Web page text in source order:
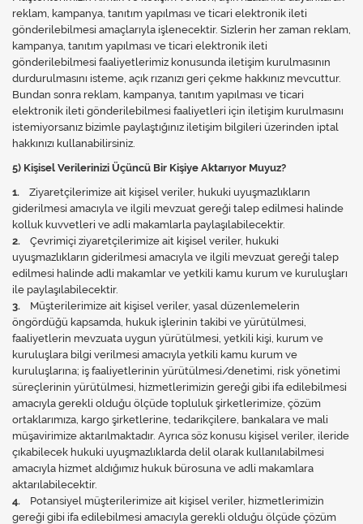
reklam, kampanya, tanıtım yapılması ve ticari elektronik ileti
gönderilebilmesi amaçlarıyla işlenecektir. Sizlerin her zaman reklam,
kampanya, tanıtım yapılması ve ticari elektronik ileti
gönderilebilmesi faaliyetlerimiz konusunda iletişim kurulmasının
durdurulmasını isteme, açık rızanızı geri çekme hakkınız mevcuttur.
Bundan sonra reklam, kampanya, tanıtım yapılması ve ticari
elektronik ileti gönderilebilmesi faaliyetleri için iletişim kurulmasını
istemiyorsanız bizimle paylaştığınız iletişim bilgileri üzerinden iptal
hakkınızı kullanabilirsiniz.
5) Kişisel Verilerinizi Üçüncü Bir Kişiye Aktarıyor Muyuz?
1. Ziyaretçilerimize ait kişisel veriler, hukuki uyuşmazlıkların
giderilmesi amacıyla ve ilgili mevzuat gereği talep edilmesi halinde
kolluk kuvvetleri ve adli makamlarla paylaşılabilecektir.
2. Çevrimiçi ziyaretçilerimize ait kişisel veriler, hukuki
uyuşmazlıkların giderilmesi amacıyla ve ilgili mevzuat gereği talep
edilmesi halinde adli makamlar ve yetkili kamu kurum ve kuruluşları
ile paylaşılabilecektir.
3. Müşterilerimize ait kişisel veriler, yasal düzenlemelerin
öngördüğü kapsamda, hukuk işlerinin takibi ve yürütülmesi,
faaliyetlerin mevzuata uygun yürütülmesi, yetkili kişi, kurum ve
kuruluşlara bilgi verilmesi amacıyla yetkili kamu kurum ve
kuruluşlarına; iş faaliyetlerinin yürütülmesi/denetimi, risk yönetimi
süreçlerinin yürütülmesi, hizmetlerimizin gereği gibi ifa edilebilmesi
amacıyla gerekli olduğu ölçüde topluluk şirketlerimize, çözüm
ortaklarımıza, kargo şirketlerine, tedarikçilere, bankalara ve mali
müşavirimize aktarılmaktadır. Ayrıca söz konusu kişisel veriler, ileride
çıkabilecek hukuki uyuşmazlıklarda delil olarak kullanılabilmesi
amacıyla hizmet aldığımız hukuk bürosuna ve adli makamlara
aktarılabilecektir.
4. Potansiyel müşterilerimize ait kişisel veriler, hizmetlerimizin
gereği gibi ifa edilebilmesi amacıyla gerekli olduğu ölçüde çözüm